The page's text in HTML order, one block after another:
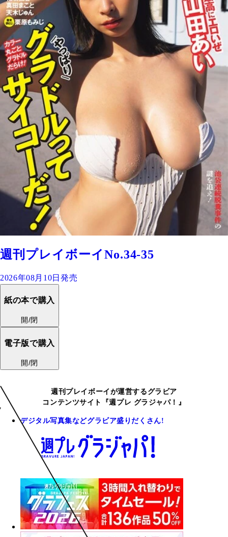
週刊プレイボーイNo.34-35
2026年08月10日発売
紙の本で購入
開/閉
電子版で購入
開/閉
週刊プレイボーイが運営するグラビア
コンテンツサイト『週プレ グラジャパ！』
デジタル写真集などグラビア盛りだくさん!